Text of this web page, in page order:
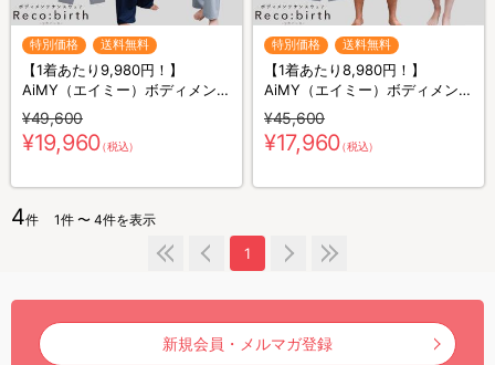
特別価格 送料無料
【1着あたり9,980円！】
AiMY（エイミー）ボディメンテ
ナンスウェア リカバース／長袖
長ズボン／2着セット／上下セ
ット／リカバリーウェア
¥49,600
¥19,960（税込）
特別価格 送料無料
【1着あたり8,980円！】
AiMY（エイミー）ボディメンテ
ナンスウェア リカバース／半袖
半ズボン／2着セット／上下セ
ット／リカバリーウェア
¥45,600
¥17,960（税込）
4件 1件 〜 4件を表示
1
新規会員・メルマガ登録